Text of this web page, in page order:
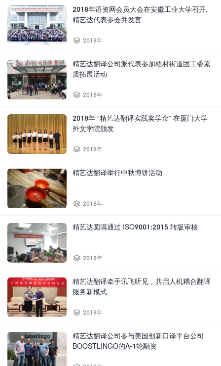
2018年语资网会员大会在安徽工业大学召开,
精艺达代表参会并发言
 2018年
精艺达翻译公司派代表参加梧村街道团工委素
质拓展活动
 2018年
2018年 “精艺达翻译实践奖学金” 在厦门大学
外文学院颁发
 2018年
精艺达翻译举行中秋博饼活动
 2018年
精艺达圆满通过 ISO9001:2015 转版审核
 2018年
精艺达翻译牵手讯飞听见，共启人机耦合翻译
服务新模式
 2018年
精艺达翻译公司参与美国创新口译平台公司
BOOSTLINGO的A-1轮融资